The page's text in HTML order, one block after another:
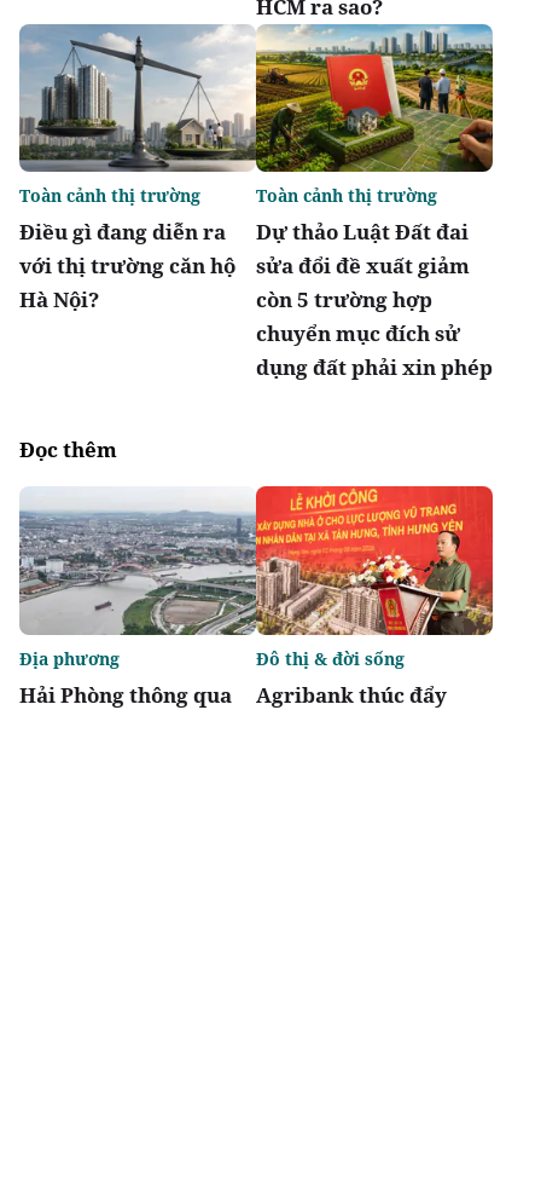
HCM ra sao?
Điều gì đang diễn ra
với thị trường căn hộ
Hà Nội?
Toàn cảnh thị trường
Dự thảo Luật Đất đai
sửa đổi đề xuất giảm
còn 5 trường hợp
chuyển mục đích sử
dụng đất phải xin phép
Toàn cảnh thị trường
Đọc thêm
Hải Phòng thông qua
Địa phương
Agribank thúc đẩy
Đô thị & đời sống